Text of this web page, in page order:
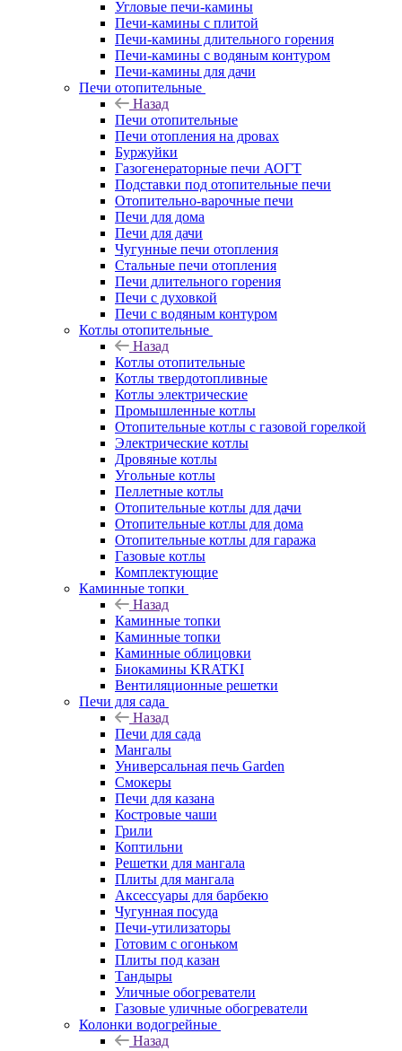
Угловые печи-камины
Печи-камины с плитой
Печи-камины длительного горения
Печи-камины с водяным контуром
Печи-камины для дачи
Печи отопительные
Назад
Печи отопительные
Печи отопления на дровах
Буржуйки
Газогенераторные печи АОГТ
Подставки под отопительные печи
Отопительно-варочные печи
Печи для дома
Печи для дачи
Чугунные печи отопления
Стальные печи отопления
Печи длительного горения
Печи с духовкой
Печи с водяным контуром
Котлы отопительные
Назад
Котлы отопительные
Котлы твердотопливные
Котлы электрические
Промышленные котлы
Отопительные котлы с газовой горелкой
Электрические котлы
Дровяные котлы
Угольные котлы
Пеллетные котлы
Отопительные котлы для дачи
Отопительные котлы для дома
Отопительные котлы для гаража
Газовые котлы
Комплектующие
Каминные топки
Назад
Каминные топки
Каминные топки
Каминные облицовки
Биокамины KRATKI
Вентиляционные решетки
Печи для сада
Назад
Печи для сада
Мангалы
Универсальная печь Garden
Смокеры
Печи для казана
Костровые чаши
Грили
Коптильни
Решетки для мангала
Плиты для мангала
Аксессуары для барбекю
Чугунная посуда
Печи-утилизаторы
Готовим с огоньком
Плиты под казан
Тандыры
Уличные обогреватели
Газовые уличные обогреватели
Колонки водогрейные
Назад